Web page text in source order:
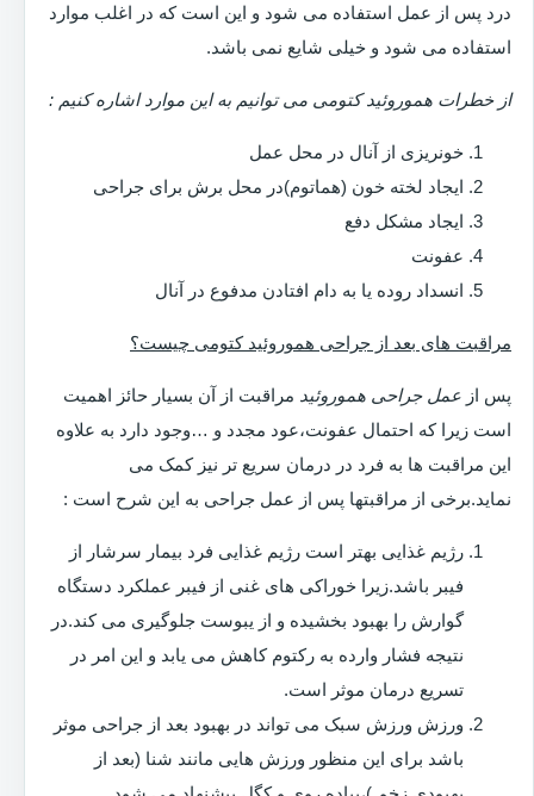
درد پس از عمل استفاده می شود و این است که در اغلب موارد
استفاده می شود و خیلی شایع نمی باشد.
از خطرات هموروئید کتومی می توانیم به این موارد اشاره کنیم :
خونریزی از آنال در محل عمل
ایجاد لخته خون (هماتوم)در محل برش برای جراحی
ایجاد مشکل دفع
عفونت
انسداد روده یا به دام افتادن مدفوع در آنال
مراقبت های بعد از جراحی هموروئید کتومی چیست؟
پس از عمل جراحی هموروئید مراقبت از آن بسیار حائز اهمیت
است زیرا که احتمال عفونت،عود مجدد و …وجود دارد به علاوه
این مراقبت ها به فرد در درمان سریع تر نیز کمک می
نماید.برخی از مراقبتها پس از عمل جراحی به این شرح است :
رژیم غذایی بهتر است رژیم غذایی فرد بیمار سرشار از
فیبر باشد.زیرا خوراکی های غنی از فیبر عملکرد دستگاه
گوارش را بهبود بخشیده و از یبوست جلوگیری می کند.در
نتیجه فشار وارده به رکتوم کاهش می یابد و این امر در
تسریع درمان موثر است.
ورزش ورزش سبک می تواند در بهبود بعد از جراحی موثر
باشد برای این منظور ورزش هایی مانند شنا (بعد از